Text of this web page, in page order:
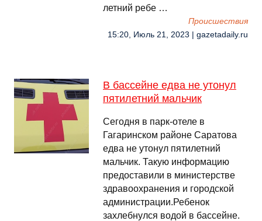
летний ребе …
Происшествия
15:20, Июль 21, 2023 | gazetadaily.ru
В бассейне едва не утонул
пятилетний мальчик
Сегодня в парк-отеле в
Гагаринском районе Саратова
едва не утонул пятилетний
мальчик. Такую информацию
предоставили в министерстве
здравоохранения и городской
администрации.Ребенок
захлебнулся водой в бассейне.